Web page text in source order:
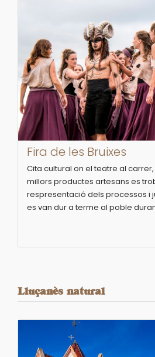
Fira de les Bruixes
Cita cultural on el teatre al
millors productes artesans es
respresentació dels processos i
es van dur a terme al poble
Lluçanès natural